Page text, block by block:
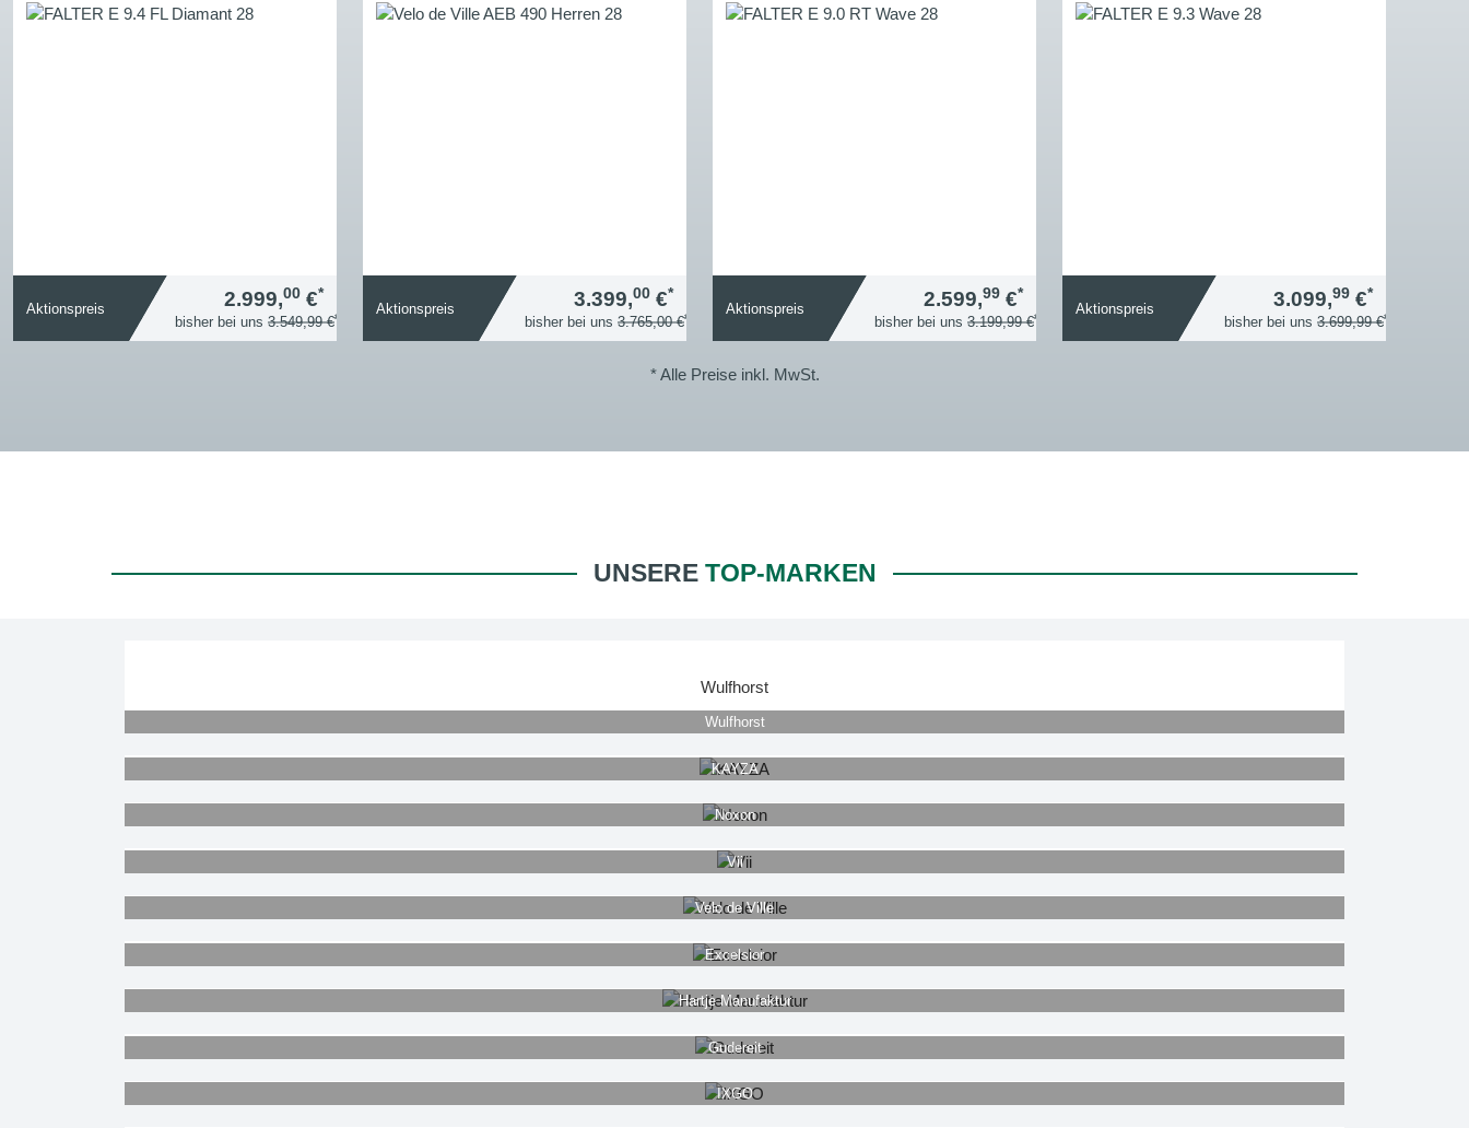
Aktionspreis 2.999,00 €*
bisher bei uns 3.549,99 €*
Aktionspreis 3.399,00 €*
bisher bei uns 3.765,00 €*
Aktionspreis 2.599,99 €*
bisher bei uns 3.199,99 €*
Aktionspreis 3.099,99 €*
bisher bei uns 3.699,99 €*
* Alle Preise inkl. MwSt.
UNSERE TOP-MARKEN
Wulfhorst
Wulfhorst
KAYZA
Noxon
Vii
Velo de Ville
Excelsior
Hartje Manufaktur
Gudereit
IXGO